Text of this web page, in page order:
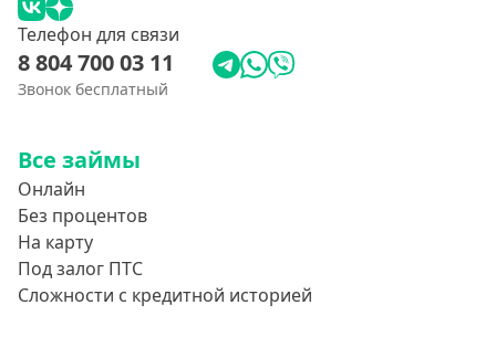
Телефон для связи
8 804 700 03 11
Звонок бесплатный
Все займы
Онлайн
Без процентов
На карту
Под залог ПТС
Сложности с кредитной историей